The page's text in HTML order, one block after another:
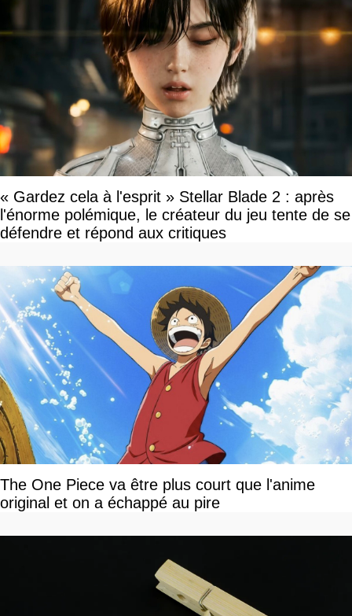
« Gardez cela à l'esprit » Stellar Blade 2 : après
l'énorme polémique, le créateur du jeu tente de se
défendre et répond aux critiques
The One Piece va être plus court que l'anime
original et on a échappé au pire